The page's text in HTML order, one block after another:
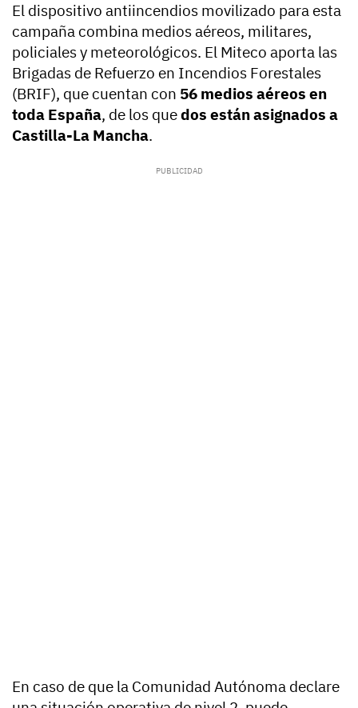
El dispositivo antiincendios movilizado para esta
campaña combina medios aéreos, militares,
policiales y meteorológicos. El Miteco aporta las
Brigadas de Refuerzo en Incendios Forestales
(BRIF), que cuentan con 56 medios aéreos en
toda España, de los quedos están asignados a
Castilla-La Mancha.
En caso de que la Comunidad Autónoma declare